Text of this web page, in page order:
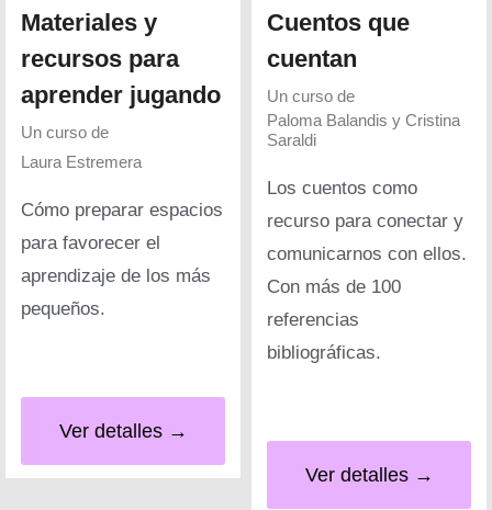
Materiales y
recursos para
aprender jugando
Un curso de
Laura Estremera
Cómo preparar espacios
para favorecer el
aprendizaje de los más
pequeños.
Ver detalles →
Cuentos que
cuentan
Un curso de
Paloma Balandis y Cristina
Saraldi
Los cuentos como
recurso para conectar y
comunicarnos con ellos.
Con más de 100
referencias
bibliográficas.
Ver detalles →